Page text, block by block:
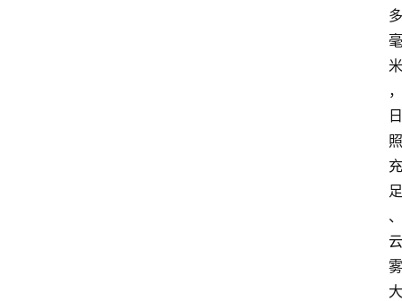
多
毫
米
，
日
照
充
足
、
云
雾
大